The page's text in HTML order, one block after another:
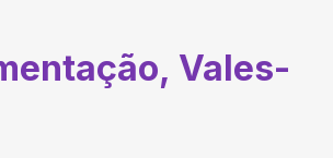
Vales-